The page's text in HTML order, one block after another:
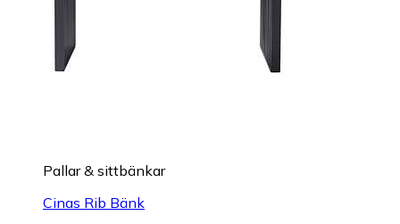
Pallar & sittbänkar
Cinas Rib Bänk